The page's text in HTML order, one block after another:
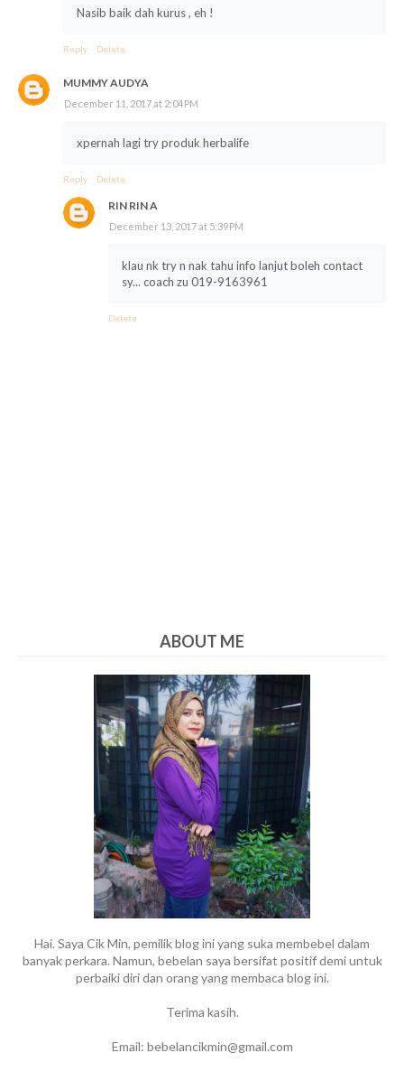
Nasib baik dah kurus , eh !
Reply Delete
MUMMY AUDYA
December 11, 2017 at 2:04 PM
xpernah lagi try produk herbalife
Reply Delete
RIN RIN A
December 13, 2017 at 5:39 PM
klau nk try n nak tahu info lanjut boleh contact
sy... coach zu 019-9163961
Delete
ABOUT ME
Hai. Saya Cik Min, pemilik blog ini yang suka membebel dalam
banyak perkara. Namun, bebelan saya bersifat positif demi untuk
perbaiki diri dan orang yang membaca blog ini.
Terima kasih.
Email: bebelancikmin@gmail.com